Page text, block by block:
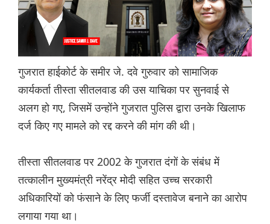
गुजरात हाईकोर्ट के समीर जे. दवे गुरुवार को सामाजिक
कार्यकर्ता तीस्ता सीतलवाड की उस याचिका पर सुनवाई से
अलग हो गए, जिसमें उन्होंने गुजरात पुलिस द्वारा उनके खिलाफ
दर्ज किए गए मामले को रद्द करने की मांग की थी।
तीस्ता सीतलवाड पर 2002 के गुजरात दंगों के संबंध में
तत्कालीन मुख्यमंत्री नरेंद्र मोदी सहित उच्च सरकारी
अधिकारियों को फंसाने के लिए फर्जी दस्तावेज बनाने का आरोप
लगाया गया था।